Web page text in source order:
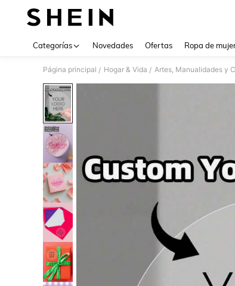
Categorías Novedades Ofertas Ropa de
Página principal / Hogar & Vida / Artes, Manualidades y